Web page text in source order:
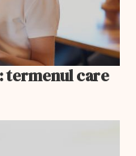
termenul care